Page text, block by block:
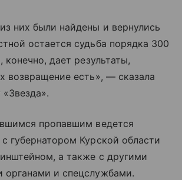
них были найдены и вернулись
остается судьба порядка 300
конечно, дает результаты,
возвращение есть», — сказала
«Звезда».
пропавшим ведется
губернатором Курской области
а также с другими
органами и спецслужбами.